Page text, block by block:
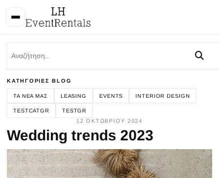
12 ΟΚΤΩΒΡΊΟΥ 2024
Wedding trends 2023
ΚΑΤΗΓΟΡΊΕΣ BLOG
ΤΑ ΝΈΑ ΜΑΣ LEASING EVENTS INTERIOR DESIGN
TESTCATGR TESTGR